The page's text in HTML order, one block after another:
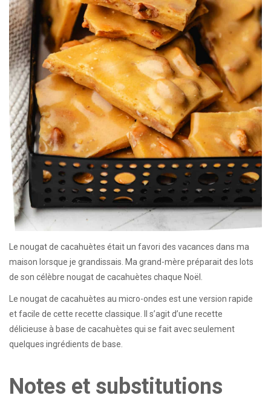
Le nougat de cacahuètes était un favori des vacances dans ma
maison lorsque je grandissais. Ma grand-mère préparait des lots
de son célèbre nougat de cacahuètes chaque Noël.
Le nougat de cacahuètes au micro-ondes est une version rapide
et facile de cette recette classique. Il s’agit d’une recette
délicieuse à base de cacahuètes qui se fait avec seulement
quelques ingrédients de base.
Notes et substitutions